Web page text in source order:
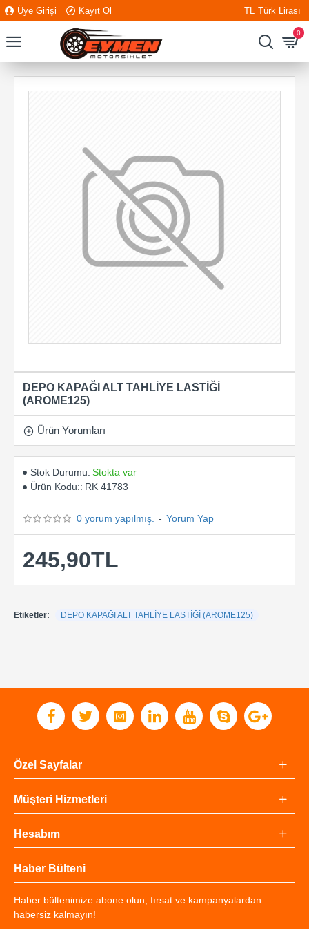
Üye Girişi Kayıt Ol TL Türk Lirası
0
DEPO KAPAĞI ALT TAHLİYE LASTİĞİ
(AROME125)
Ürün Yorumları
Stok Durumu: Stokta var
Ürün Kodu:: RK 41783
0 yorum yapılmış. - Yorum Yap
245,90TL
Etiketler: DEPO KAPAĞI ALT TAHLİYE LASTİĞİ (AROME125)
Özel Sayfalar
Müşteri Hizmetleri
Hesabım
Haber Bülteni
Haber bültenimize abone olun, fırsat ve kampanyalardan
habersiz kalmayın!